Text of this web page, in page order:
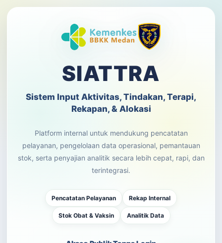
SIATTRA
Sistem Input Aktivitas, Tindakan, Terapi,
Rekapan, & Alokasi
Platform internal untuk mendukung pencatatan
pelayanan, pengelolaan data operasional, pemantauan
stok, serta penyajian analitik secara lebih cepat, rapi, dan
terintegrasi.
Pencatatan Pelayanan Rekap Internal
Stok Obat & Vaksin Analitik Data